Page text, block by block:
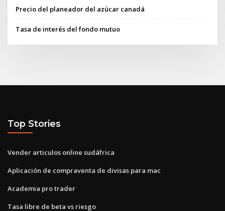
Precio del planeador del azúcar canadá
Tasa de interés del fondo mutuo
Top Stories
Vender articulos online sudáfrica
Aplicación de compraventa de divisas para mac
Academia pro trader
Tasa libre de beta vs riesgo